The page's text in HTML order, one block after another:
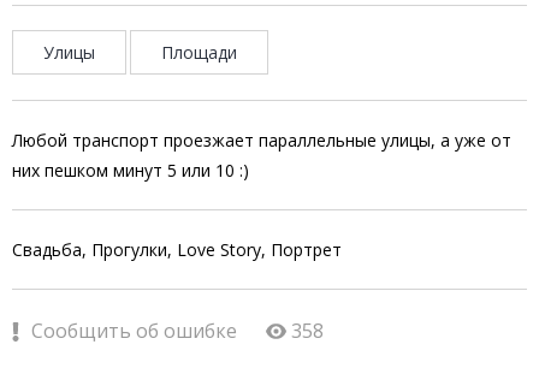
Улицы Площади
Любой транспорт проезжает параллельные улицы, а уже от
них пешком минут 5 или 10 :)
Свадьба, Прогулки, Love Story, Портрет
Сообщить об ошибке 358